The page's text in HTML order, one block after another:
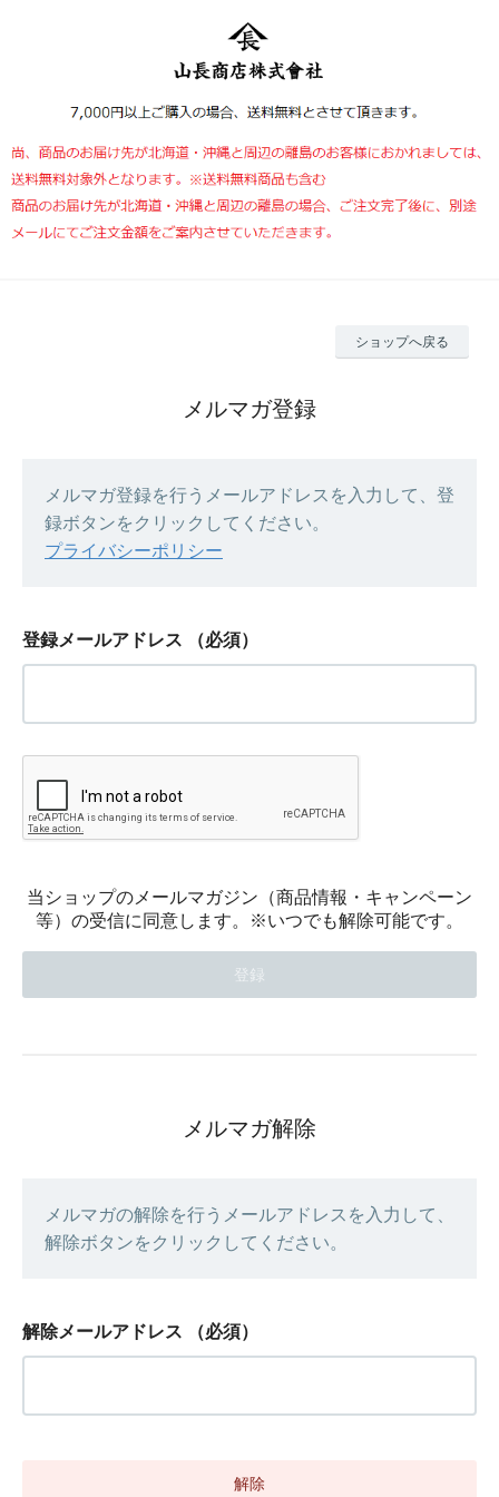
ショップへ戻る
メルマガ登録
メルマガ登録を行うメールアドレスを入力して、登
録ボタンをクリックしてください。
プライバシーポリシー
登録メールアドレス （必須）
当ショップのメールマガジン（商品情報・キャンペーン
等）の受信に同意します。※いつでも解除可能です。
メルマガ解除
メルマガの解除を行うメールアドレスを入力して、
解除ボタンをクリックしてください。
解除メールアドレス （必須）